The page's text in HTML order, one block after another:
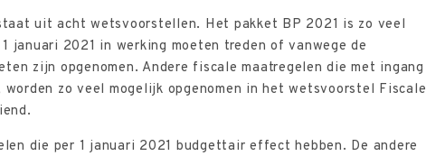
uit acht wetsvoorstellen. Het pakket BP 2021 is zo veel
januari 2021 in werking moeten treden of vanwege de
zijn opgenomen. Andere fiscale maatregelen die met ingang
zo veel mogelijk opgenomen in het wetsvoorstel Fiscale
die per 1 januari 2021 budgettair effect hebben. De andere